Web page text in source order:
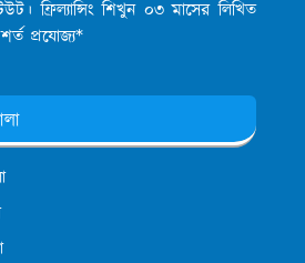
ফ্রিল্যান্সিং শিখুন ০৩ মাসের লিখিত
শর্ত প্রযোজ্য*